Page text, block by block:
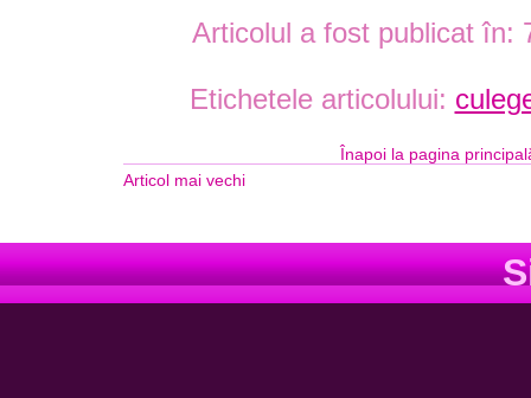
Articolul a fost publicat în:
Etichetele articolului:
Înapoi la pagina
Articol mai vechi